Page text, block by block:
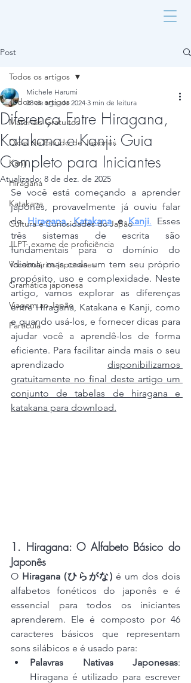
Post
Todos os artigos
Materiais Gratuitos
Dicas de Estudo de Japonês
Kanji
Hiragana
Katakana
Cultura e Curiosidades do Japão
JLPT- exame de proficiência
Vocabulários japoneses
Gramática japonesa
Viagem ao Japão
Partícula
Todos os artigos
Diferença Entre Hiragana,
Katakana e Kanji: Guia
Completo para Iniciantes
Michele Harumi
28 de ago. de 2024 3 min de leitura
Atualizado: 8 de dez. de 2025
Se você está começando a aprender
japonês, provavelmente já ouviu falar
de Hiragana, Katakana e Kanji. Esses
três sistemas de escrita são
fundamentais para o domínio do
idioma, mas cada um tem seu próprio
propósito, uso e complexidade. Neste
artigo, vamos explorar as diferenças
entre Hiragana, Katakana e Kanji, como
e quando usá-los, e fornecer dicas para
ajudar você a aprendê-los de forma
eficiente. Para facilitar ainda mais o seu
aprendizado disponibilizamos
gratuitamente no final deste artigo um
conjunto de tabelas de hiragana e
katakana para download.
1. Hiragana: O Alfabeto Básico do
Japonês
O Hiragana (ひらがな) é um dos dois
alfabetos fonéticos do japonês e é
essencial para todos os iniciantes
aprenderem. Ele é composto por 46
caracteres básicos que representam
sons silábicos e é usado para:
Palavras Nativas Japonesas:
Hiragana é utilizado para escrever